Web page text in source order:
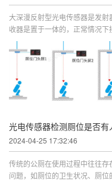
大深漫反射型光电传感器是发射
收器是置于一体的，正常情况下
收不到发射器发出的光信号;当检
通过
光电传感器检测厕位是否有
2024-04-25 17:32:46
传统的公厕在使用过程中往往存
问题，如厕位的卫生状况、厕位